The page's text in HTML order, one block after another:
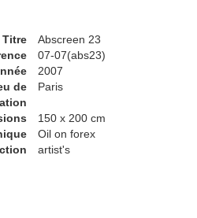
Titre
Abscreen 23
07-07(abs23)
2007
de
Paris
150 x 200 cm
Oil on forex
artist's